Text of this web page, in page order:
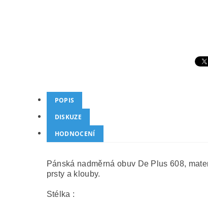
POPIS
DISKUZE
HODNOCENÍ
Pánská nadměrná obuv De Plus 608,
prsty a klouby.
Stélka :